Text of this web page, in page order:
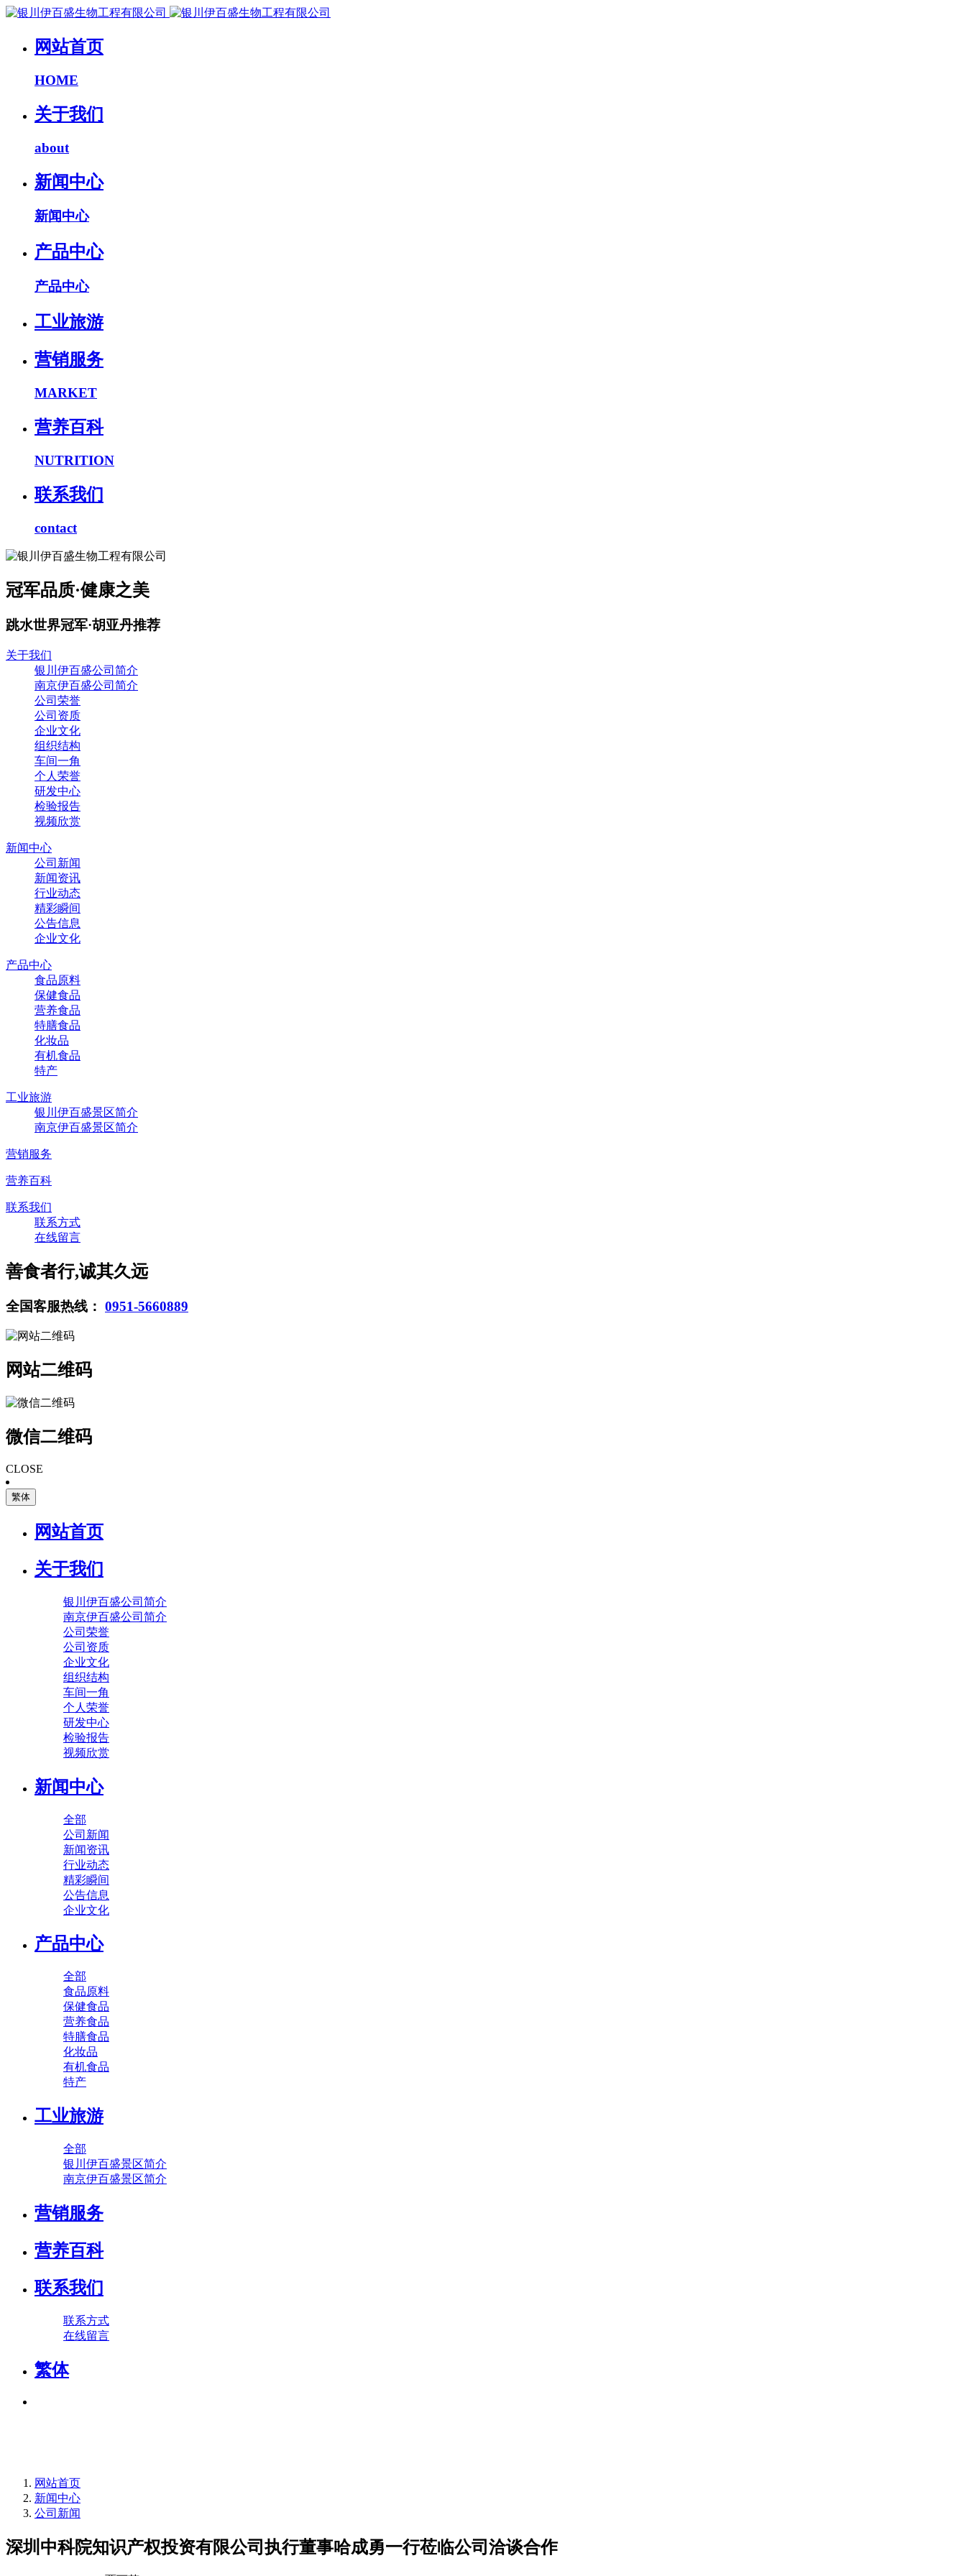
网站首页
HOME
关于我们
about
新闻中心
新闻中心
产品中心
产品中心
工业旅游
营销服务
MARKET
营养百科
NUTRITION
联系我们
contact
冠军品质·健康之美
跳水世界冠军·胡亚丹推荐
关于我们
银川伊百盛公司简介
南京伊百盛公司简介
公司荣誉
公司资质
企业文化
组织结构
车间一角
个人荣誉
研发中心
检验报告
视频欣赏
新闻中心
公司新闻
新闻资讯
行业动态
精彩瞬间
公告信息
企业文化
产品中心
食品原料
保健食品
营养食品
特膳食品
化妆品
有机食品
特产
工业旅游
银川伊百盛景区简介
南京伊百盛景区简介
营销服务
营养百科
联系我们
联系方式
在线留言
善食者行,诚其久远
全国客服热线： 0951-5660889
网站二维码
微信二维码
CLOSE
繁体
网站首页
关于我们
银川伊百盛公司简介
南京伊百盛公司简介
公司荣誉
公司资质
企业文化
组织结构
车间一角
个人荣誉
研发中心
检验报告
视频欣赏
新闻中心
全部
公司新闻
新闻资讯
行业动态
精彩瞬间
公告信息
企业文化
产品中心
全部
食品原料
保健食品
营养食品
特膳食品
化妆品
有机食品
特产
工业旅游
全部
银川伊百盛景区简介
南京伊百盛景区简介
营销服务
营养百科
联系我们
联系方式
在线留言
繁体
网站首页
新闻中心
公司新闻
深圳中科院知识产权投资有限公司执行董事哈成勇一行莅临公司洽谈合作